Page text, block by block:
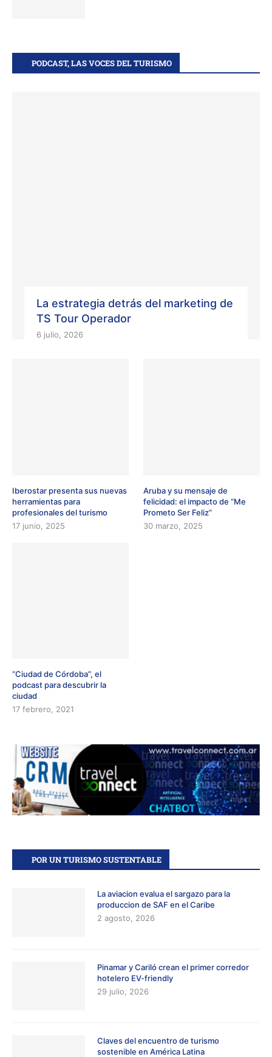
PODCAST, LAS VOCES DEL TURISMO
La estrategia detrás del marketing de
TS Tour Operador
6 julio, 2026
Iberostar presenta sus nuevas
herramientas para
profesionales del turismo
17 junio, 2025
Aruba y su mensaje de
felicidad: el impacto de “Me
Prometo Ser Feliz”
30 marzo, 2025
“Ciudad de Córdoba”, el
podcast para descubrir la
ciudad
17 febrero, 2021
POR UN TURISMO SUSTENTABLE
La aviacion evalua el sargazo para la
produccion de SAF en el Caribe
2 agosto, 2026
Pinamar y Cariló crean el primer corredor
hotelero EV-friendly
29 julio, 2026
Claves del encuentro de turismo
sostenible en América Latina